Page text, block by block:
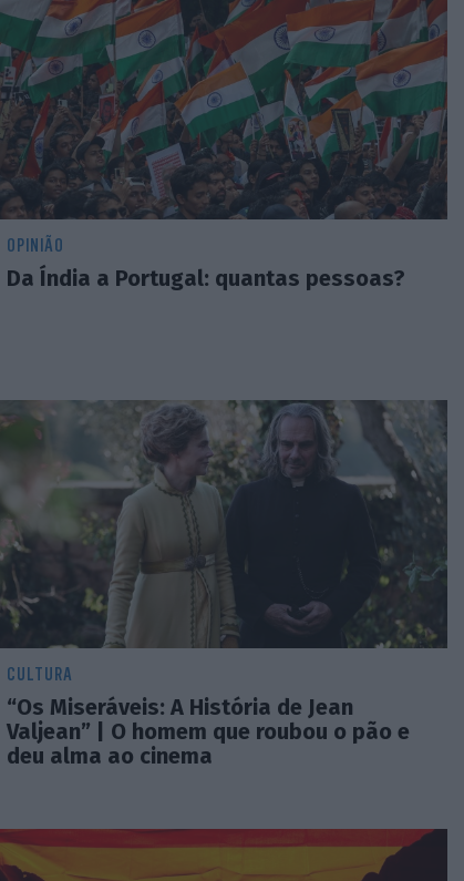
OPINIÃO
Da Índia a Portugal: quantas pessoas?
CULTURA
“Os Miseráveis: A História de Jean
Valjean” | O homem que roubou o pão e
deu alma ao cinema